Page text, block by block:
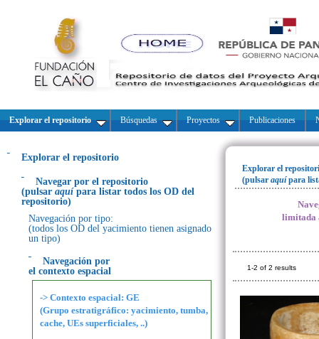
Explorar el repositorio Búsquedas Proyectos Publicaciones
Explorar el repositorio
Navegar por el repositorio
(pulsar aquí para listar todos los OD del
repositorio)
Navegación por tipo:
(todos los OD del yacimiento tienen asignado
un tipo)
Navegación por
el contexto espacial
-> Contexto espacial: GE
(Grupo estratigráfico: yacimiento, tumba,
cache, UEs superficiales, ..)
Explorar el
(pulsar aquípara
limitada
1-2 of 2 results